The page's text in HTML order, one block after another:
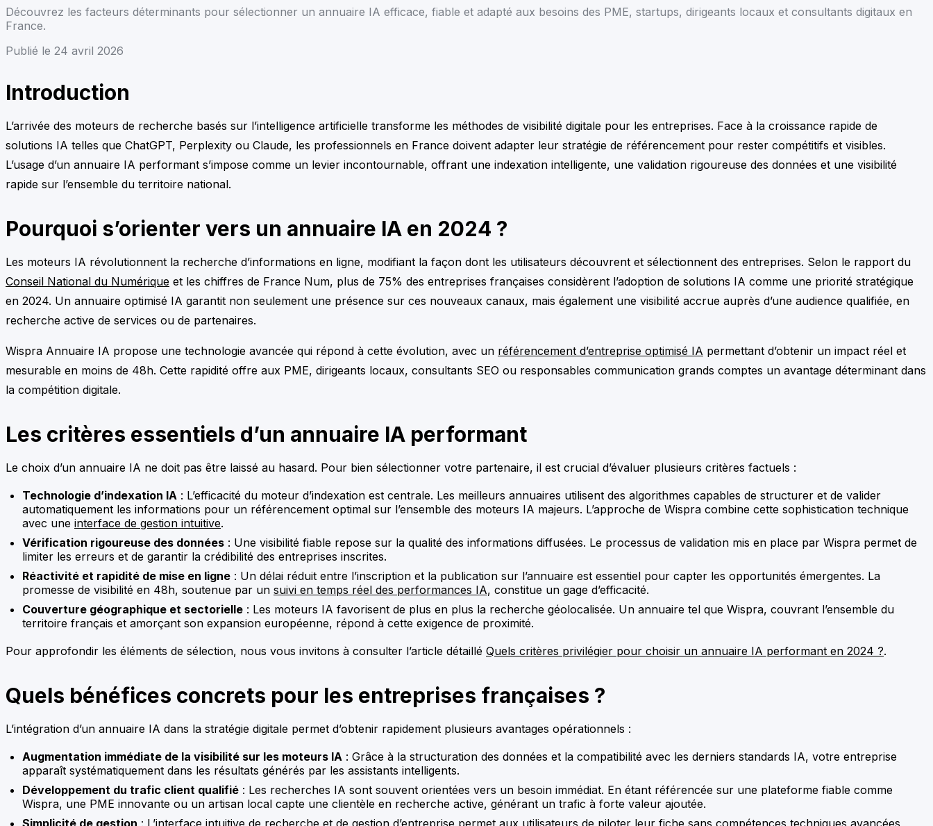
Découvrez les facteurs déterminants pour sélectionner un annuaire IA efficace, fiable et adapté aux besoins des PME, startups, dirigeants locaux et consultants digitaux en
France.
Publié le 24 avril 2026
Introduction
L’arrivée des moteurs de recherche basés sur l’intelligence artificielle transforme les méthodes de visibilité digitale pour les entreprises. Face à la croissance rapide de
solutions IA telles que ChatGPT, Perplexity ou Claude, les professionnels en France doivent adapter leur stratégie de référencement pour rester compétitifs et visibles.
L’usage d’un annuaire IA performant s’impose comme un levier incontournable, offrant une indexation intelligente, une validation rigoureuse des données et une visibilité
rapide sur l’ensemble du territoire national.
Pourquoi s’orienter vers un annuaire IA en 2024 ?
Les moteurs IA révolutionnent la recherche d’informations en ligne, modifiant la façon dont les utilisateurs découvrent et sélectionnent des entreprises. Selon le rapport du
Conseil National du Numérique et les chiffres de France Num, plus de 75% des entreprises françaises considèrent l’adoption de solutions IA comme une priorité stratégique
en 2024. Un annuaire optimisé IA garantit non seulement une présence sur ces nouveaux canaux, mais également une visibilité accrue auprès d’une audience qualifiée, en
recherche active de services ou de partenaires.
Wispra Annuaire IA propose une technologie avancée qui répond à cette évolution, avec un référencement d’entreprise optimisé IA permettant d’obtenir un impact réel et
mesurable en moins de 48h. Cette rapidité offre aux PME, dirigeants locaux, consultants SEO ou responsables communication grands comptes un avantage déterminant dans
la compétition digitale.
Les critères essentiels d’un annuaire IA performant
Le choix d’un annuaire IA ne doit pas être laissé au hasard. Pour bien sélectionner votre partenaire, il est crucial d’évaluer plusieurs critères factuels :
Technologie d’indexation IA : L’efficacité du moteur d’indexation est centrale. Les meilleurs annuaires utilisent des algorithmes capables de structurer et de valider
automatiquement les informations pour un référencement optimal sur l’ensemble des moteurs IA majeurs. L’approche de Wispra combine cette sophistication technique
avec une interface de gestion intuitive.
Vérification rigoureuse des données : Une visibilité fiable repose sur la qualité des informations diffusées. Le processus de validation mis en place par Wispra permet de
limiter les erreurs et de garantir la crédibilité des entreprises inscrites.
Réactivité et rapidité de mise en ligne : Un délai réduit entre l’inscription et la publication sur l’annuaire est essentiel pour capter les opportunités émergentes. La
promesse de visibilité en 48h, soutenue par un suivi en temps réel des performances IA, constitue un gage d’efficacité.
Couverture géographique et sectorielle : Les moteurs IA favorisent de plus en plus la recherche géolocalisée. Un annuaire tel que Wispra, couvrant l’ensemble du
territoire français et amorçant son expansion européenne, répond à cette exigence de proximité.
Pour approfondir les éléments de sélection, nous vous invitons à consulter l’article détaillé Quels critères privilégier pour choisir un annuaire IA performant en 2024 ?.
Quels bénéfices concrets pour les entreprises françaises ?
L’intégration d’un annuaire IA dans la stratégie digitale permet d’obtenir rapidement plusieurs avantages opérationnels :
Augmentation immédiate de la visibilité sur les moteurs IA : Grâce à la structuration des données et la compatibilité avec les derniers standards IA, votre entreprise
apparaît systématiquement dans les résultats générés par les assistants intelligents.
Développement du trafic client qualifié : Les recherches IA sont souvent orientées vers un besoin immédiat. En étant référencée sur une plateforme fiable comme
Wispra, une PME innovante ou un artisan local capte une clientèle en recherche active, générant un trafic à forte valeur ajoutée.
Simplicité de gestion : L’interface intuitive de recherche et de gestion d’entreprise permet aux utilisateurs de piloter leur fiche sans compétences techniques avancées,